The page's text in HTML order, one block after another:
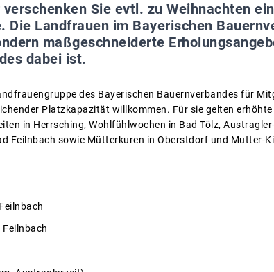
Sie evtl. zu Weihnachten
Landfrauen im Bayerischen
maßgeschneiderte
dabei ist.
des Bayerischen Bauernverbandes für
Platzkapazität willkommen. Für sie gelten erhöhte
in Herrsching, Wohlfühlwochen in Bad Tölz,
Feilnbach sowie Mütterkuren in Oberstdorf und Mutter-